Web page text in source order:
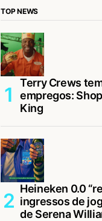
TOP NEWS
Terry Crews
empregos:
King
Heineken 0.0
ingressos de
de Serena